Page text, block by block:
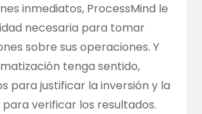
inmediatos, ProcessMind le
necesaria para tomar
sobre sus operaciones. Y
tenga sentido,
para justificar la inversión y la
verificar los resultados.